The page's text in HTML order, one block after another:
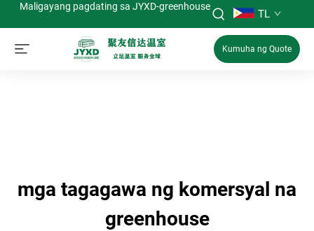
Maligayang pagdating sa JYXD-greenhouse
TL
Kumuha ng Quote
mga tagagawa ng komersyal na
greenhouse